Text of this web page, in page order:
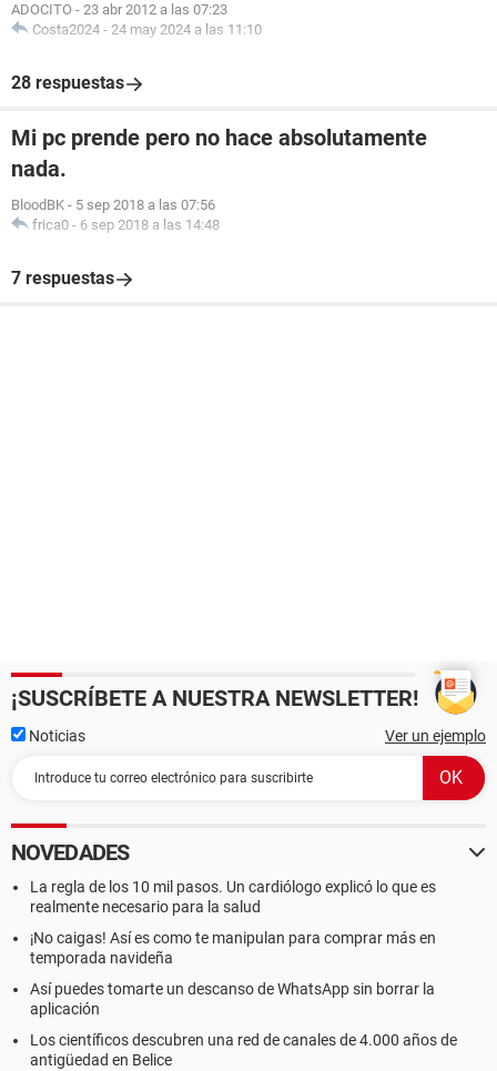
ADOCITO - 23 abr 2012 a las 07:23
Costa2024 - 24 may 2024 a las 11:10
28 respuestas
Mi pc prende pero no hace absolutamente
nada.
BloodBK - 5 sep 2018 a las 07:56
frica0 - 6 sep 2018 a las 14:48
7 respuestas
¡SUSCRÍBETE A NUESTRA NEWSLETTER!
Noticias Ver un ejemplo
NOVEDADES
La regla de los 10 mil pasos. Un cardiólogo explicó lo que es
realmente necesario para la salud
¡No caigas! Así es como te manipulan para comprar más en
temporada navideña
Así puedes tomarte un descanso de WhatsApp sin borrar la
aplicación
Los científicos descubren una red de canales de 4.000 años de
antigüedad en Belice